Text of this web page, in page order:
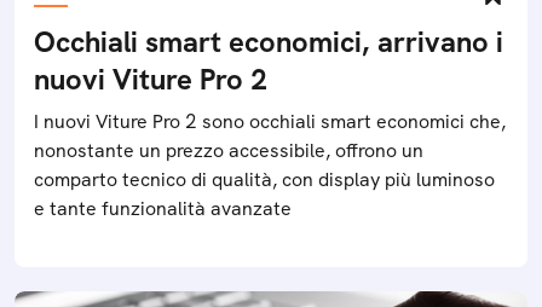
Occhiali smart economici, arrivano i
nuovi Viture Pro 2
I nuovi Viture Pro 2 sono occhiali smart economici che,
nonostante un prezzo accessibile, offrono un
comparto tecnico di qualità, con display più luminoso
e tante funzionalità avanzate